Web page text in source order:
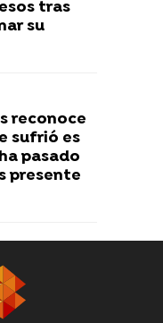
tras
su
reconoce
sufrió es
pasado
presente